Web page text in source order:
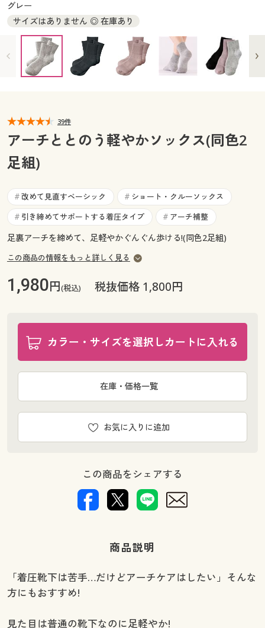
大きいサイズ 事務・制服
カタログ・チラシからのご注文
デジタルカタログ
カタログ無料プレゼント
マイページ
閲覧履歴
お気に入り
サポート
ご利用ガイド
よくある質問とお問い合わせ
カタログ無料プレゼント
会員メニュー
閲覧履歴
お気に入り
ご利用ガイド
よくある質問とお問い合わせ
グレー
サイズはありません ◎ 在庫あり
39件
アーチととのう軽やかソックス(同色2
足組)
# 改めて見直すベーシック # ショート・クルーソックス
# 引き締めてサポートする着圧タイプ # アーチ補整
足裏アーチを締めて、足軽やかぐんぐん歩ける!(同色2足組)
この商品の情報をもっと詳しく見る
1,980円(税込) 税抜価格 1,800円
カラー・サイズを選択しカートに入れる
お気に入りに追加
在庫・価格一覧
この商品をシェアする
商品説明
「着圧靴下は苦手…だけどアーチケアはしたい」そんな
方にもおすすめ!
見た目は普通の靴下なのに足軽やか!